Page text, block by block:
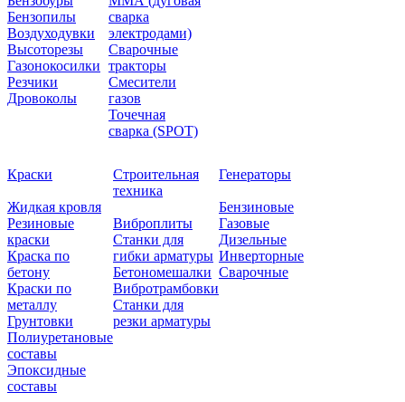
Бензопилы
Воздуходувки
Высоторезы
Газонокосилки
Резчики
Дровоколы
сварка
электродами)
Сварочные
тракторы
Смесители
газов
Точечная
сварка (SPOT)
Краски
Жидкая кровля
Резиновые
краски
Краска по
бетону
Краски по
металлу
Грунтовки
Полиуретановые
составы
Эпоксидные
составы
Строительная
техника
Виброплиты
Станки для
гибки арматуры
Бетономешалки
Вибротрамбовки
Станки для
резки арматуры
Генераторы
Бензиновые
Газовые
Дизельные
Инверторные
Сварочные